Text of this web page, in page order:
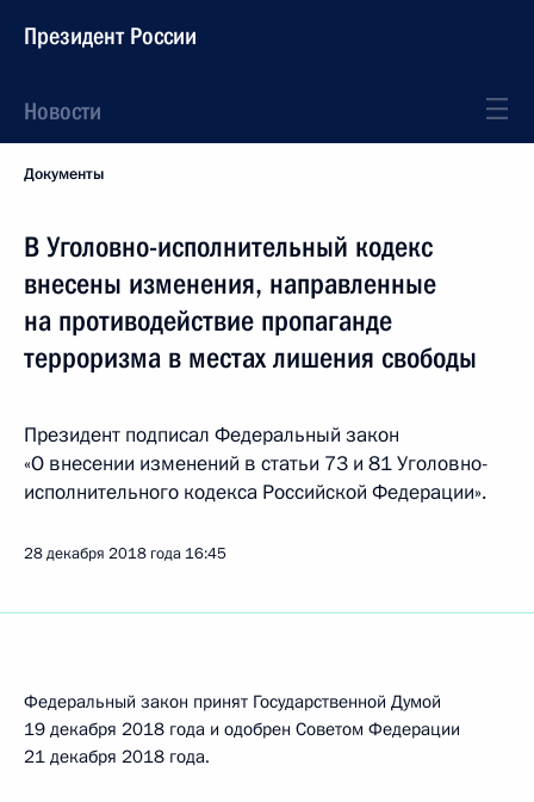
Президент России
Новости
Документы
В Уголовно-исполнительный кодекс
внесены изменения, направленные
на противодействие пропаганде
терроризма в местах лишения свободы
Президент подписал Федеральный закон
«О внесении изменений в статьи 73 и 81 Уголовно-
исполнительного кодекса Российской Федерации».
28 декабря 2018 года 16:45
Федеральный закон принят Государственной Думой
19 декабря 2018 года и одобрен Советом Федерации
21 декабря 2018 года.